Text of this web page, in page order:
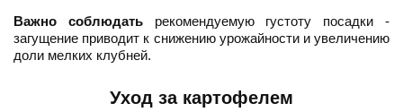
Важно соблюдатьрекомендуемую густоту посадки -
загущение приводит к снижению урожайности и увеличению
доли мелких клубней.
Уход за картофелем